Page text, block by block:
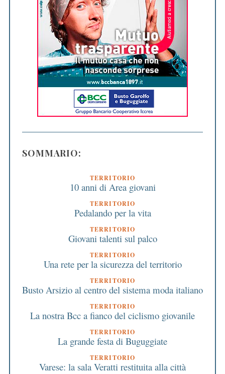
SOMMARIO:
TERRITORIO
10 anni di Area giovani
TERRITORIO
Pedalando per la vita
TERRITORIO
Giovani talenti sul palco
TERRITORIO
Una rete per la sicurezza del territorio
TERRITORIO
Busto Arsizio al centro del sistema moda italiano
TERRITORIO
La nostra Bcc a fianco del ciclismo giovanile
TERRITORIO
La grande festa di Buguggiate
TERRITORIO
Varese: la sala Veratti restituita alla città